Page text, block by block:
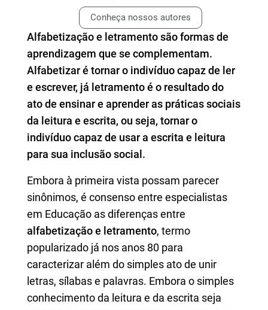
Conheça nossos autores
Alfabetização e letramento são formas de
aprendizagem que se complementam.
Alfabetizar é tornar o indivíduo capaz de ler
e escrever, já letramento é o resultado do
ato de ensinar e aprender as práticas sociais
da leitura e escrita, ou seja, tornar o
indivíduo capaz de usar a escrita e leitura
para sua inclusão social.
Embora à primeira vista possam parecer
sinônimos, é consenso entre especialistas
em Educação as diferenças entre
alfabetização e letramento, termo
popularizado já nos anos 80 para
caracterizar além do simples ato de unir
letras, sílabas e palavras. Embora o simples
conhecimento da leitura e da escrita seja